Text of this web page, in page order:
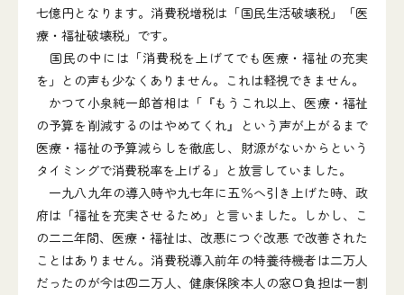
七億円となります。消費税増税は「国民生活破壊税」「医
療・福祉破壊税」です。
国民の中には「消費税を上げてでも医療・福祉の充実
を」との声も少なくありません。これは軽視できません。
かつて小泉純一郎首相は「『もうこれ以上、医療・福祉
の予算を削減するのはやめてくれ』という声が上がるまで
医療・福祉の予算減らしを徹底し、財源がないからという
タイミングで消費税率を上げる」と放言していました。
一九八九年の導入時や九七年に五％へ引き上げた時、政
府は「福祉を充実させるため」と言いました。しかし、こ
の二二年間、医療・福祉は、改悪につぐ改悪 で改善された
ことはありません。消費税導入前年の特養待機者は二万人
だったのが今は四二万人、健康保険本人の窓口負担は一割